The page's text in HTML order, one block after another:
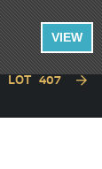
LOT 407
VIEW